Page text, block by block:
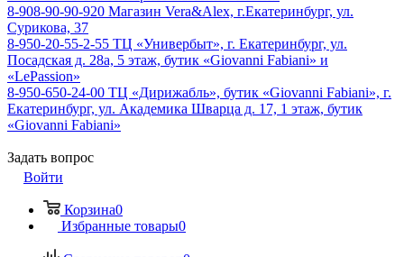
8-908-90-90-920 Магазин Vera&Alex, г.Екатеринбург, ул.
Сурикова, 37
8-950-20-55-2-55 ТЦ «Универбыт», г. Екатеринбург, ул.
Посадская д. 28а, 5 этаж, бутик «Giovanni Fabiani» и
«LePassion»
8-950-650-24-00 ТЦ «Дирижабль», бутик «Giovanni Fabiani», г.
Екатеринбург, ул. Академика Шварца д. 17, 1 этаж, бутик
«Giovanni Fabiani»
Задать вопрос
Войти
Корзина0
Избранные товары0